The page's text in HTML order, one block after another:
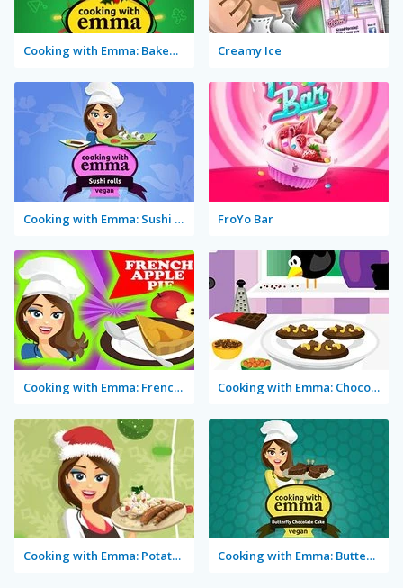
Cooking with Emma: Baked Apples Vegan Creamy Ice
Cooking with Emma: Sushi Rolls Vegan FroYo Bar
Cooking with Emma: French Apple Pie Vegan Cooking with Emma: Chocolate Biscuits
Cooking with Emma: Potato Salad Vegan Cooking with Emma: Butterfly Chocolate Cake Vegan